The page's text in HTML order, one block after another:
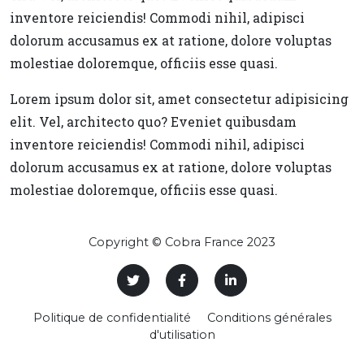
inventore reiciendis! Commodi nihil, adipisci
dolorum accusamus ex at ratione, dolore voluptas
molestiae doloremque, officiis esse quasi.
Lorem ipsum dolor sit, amet consectetur adipisicing
elit. Vel, architecto quo? Eveniet quibusdam
inventore reiciendis! Commodi nihil, adipisci
dolorum accusamus ex at ratione, dolore voluptas
molestiae doloremque, officiis esse quasi.
Copyright © Cobra France 2023
Politique de confidentialité
Conditions générales
d'utilisation